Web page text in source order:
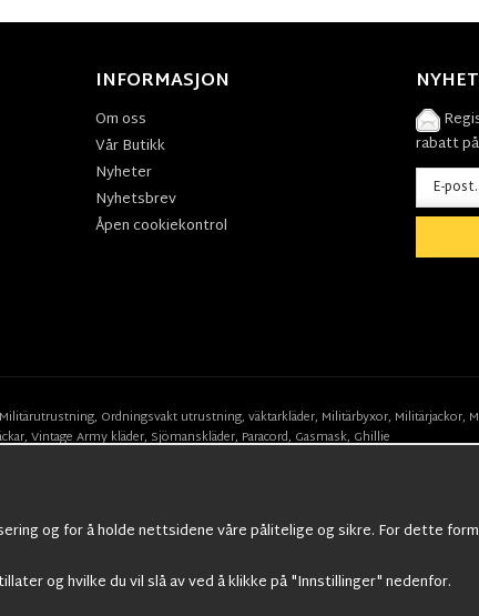
INFORMASJON
Om oss
Vår Butikk
Nyheter
Nyhetsbrev
Åpen cookiekontrol
rabatt
Militärutrustning, Ordningsvakt utrustning, väktarkläder, Militärbyxor, Militärjackor,
Vintage Army kläder, Sjömanskläder, Paracord, Gasmask, Ghillie
og for å holde nettsidene våre pålitelige og sikre. For dette
og hvilke du vil slå av ved å klikke på "Innstillinger" nedenfor.